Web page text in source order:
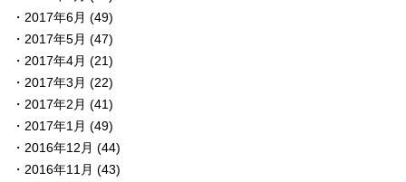
2017年6月 (49)
2017年5月 (47)
2017年4月 (21)
2017年3月 (22)
2017年2月 (41)
2017年1月 (49)
2016年12月 (44)
2016年11月 (43)